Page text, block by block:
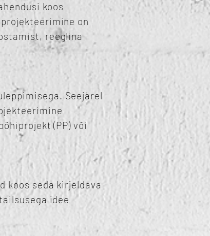
koos
on
reeglina
Seejärel
(PP) või
koos seda kirjeldava
idee